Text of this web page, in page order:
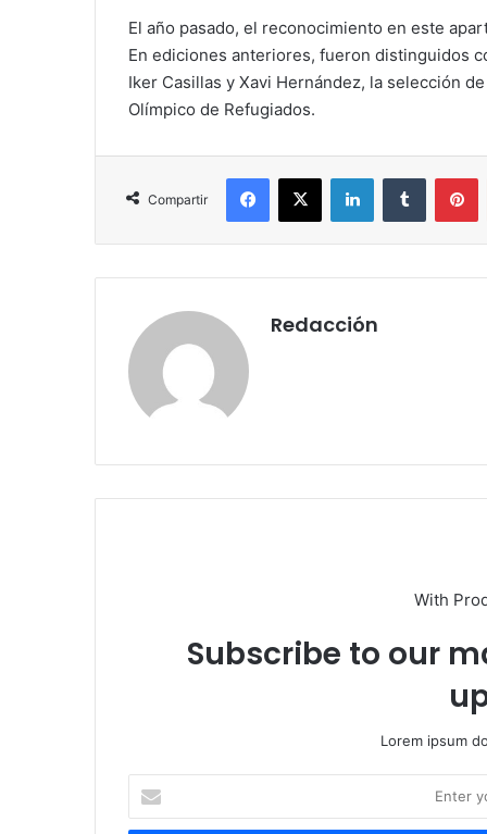
El año pasado, el reconocimiento en este
En ediciones anteriores, fueron distinguidos
Iker Casillas y Xavi Hernández, la selección
Olímpico de Refugiados.
Compartir
Redacción
With
Subscribe to our
Lorem ipsum